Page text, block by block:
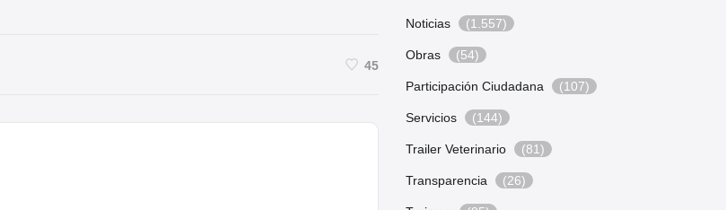
45
Noticias (1.557)
Obras (54)
Participación Ciudadana (107)
Servicios (144)
Trailer Veterinario (81)
Transparencia (26)